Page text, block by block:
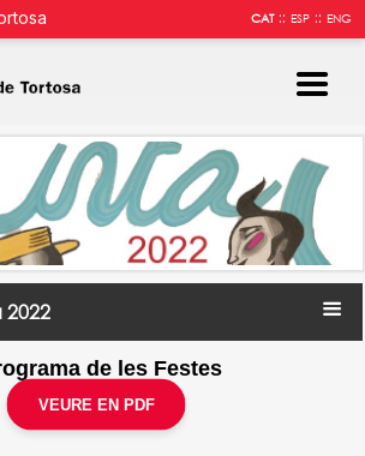
CAT::ESP ::ENG
2022
de les Festes
VEURE EN PDF